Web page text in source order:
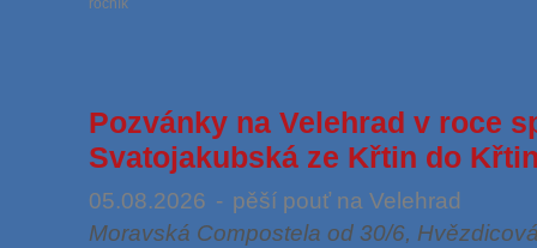
ročník
Pozvánky na Velehrad v roce
Svatojakubská ze Křtin do
05.08.2026 - pěší pouť na Velehrad
Moravská Compostela od 30/6,